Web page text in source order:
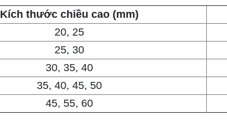
Kích thước chiều cao (mm)
20, 25
25, 30
30, 35, 40
35, 40, 45, 50
45, 55, 60